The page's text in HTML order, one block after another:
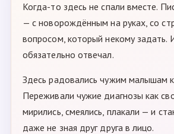
Когда-то здесь не спали вместе.
— с новорождённым на руках, со
вопросом, который некому задать.
обязательно отвечал.
Здесь радовались чужим малышам
Переживали чужие диагнозы как
мирились, смеялись, плакали — и
даже не зная друг друга в лицо.